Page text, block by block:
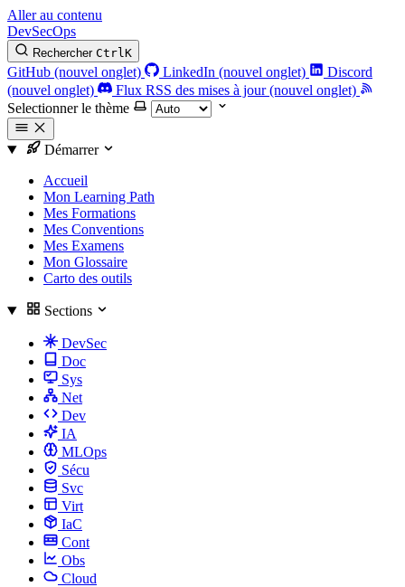
Aller au contenu
DevSecOps
Rechercher CtrlK
GitHub (nouvel onglet) LinkedIn (nouvel onglet)
Discord
(nouvel onglet)
Flux RSS des mises à jour (nouvel onglet)
Selectionner le thème
Démarrer
Accueil
Mon Learning Path
Mes Formations
Mes Conventions
Mes Examens
Mon Glossaire
Carto des outils
Sections
DevSec
Doc
Sys
Net
Dev
IA
MLOps
Sécu
Svc
Virt
IaC
Cont
Obs
Cloud